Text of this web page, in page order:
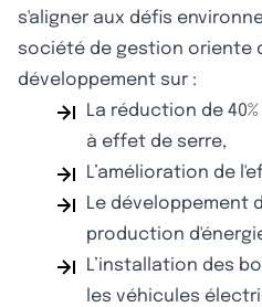
s'aligner aux défis
société de gestion oriente
développement sur :
La réduction de
à effet de serre,
L’amélioration de
Le développement
production
L’installation des
les véhicules